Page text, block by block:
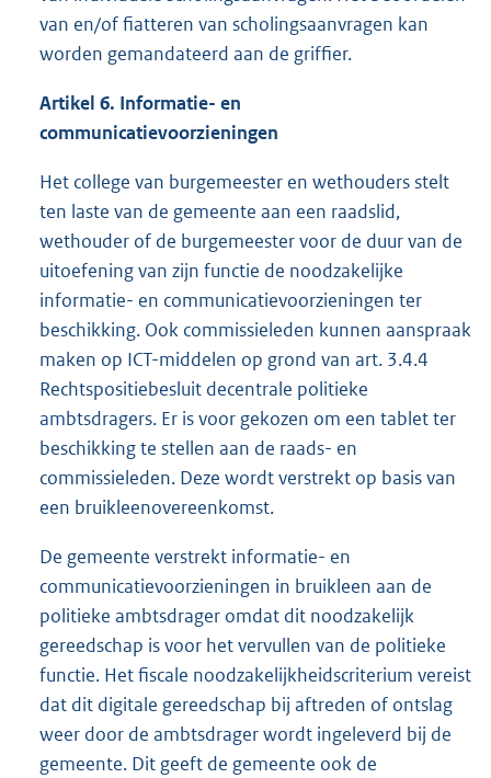
van en/of fiatteren van scholingsaanvragen kan
worden gemandateerd aan de griffier.
Artikel 6. Informatie- en
communicatievoorzieningen
Het college van burgemeester en wethouders stelt
ten laste van de gemeente aan een raadslid,
wethouder of de burgemeester voor de duur van de
uitoefening van zijn functie de noodzakelijke
informatie- en communicatievoorzieningen ter
beschikking. Ook commissieleden kunnen aanspraak
maken op ICT-middelen op grond van art. 3.4.4
Rechtspositiebesluit decentrale politieke
ambtsdragers. Er is voor gekozen om een tablet ter
beschikking te stellen aan de raads- en
commissieleden. Deze wordt verstrekt op basis van
een bruikleenovereenkomst.
De gemeente verstrekt informatie- en
communicatievoorzieningen in bruikleen aan de
politieke ambtsdrager omdat dit noodzakelijk
gereedschap is voor het vervullen van de politieke
functie. Het fiscale noodzakelijkheidscriterium vereist
dat dit digitale gereedschap bij aftreden of ontslag
weer door de ambtsdrager wordt ingeleverd bij de
gemeente. Dit geeft de gemeente ook de